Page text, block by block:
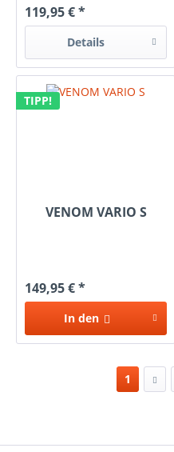
119,95 € *
Details
TIPP!
VENOM VARIO S
149,95 € *
In den
1